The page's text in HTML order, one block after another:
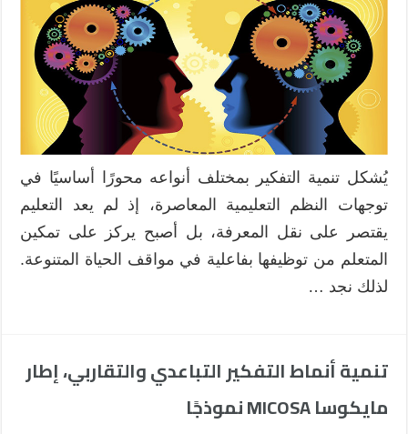
في
السياق
وفق
منهاج
مغلقة
يُشكل تنمية التفكير بمختلف أنواعه محورًا أساسيًا في
توجهات النظم التعليمية المعاصرة، إذ لم يعد التعليم
يقتصر على نقل المعرفة، بل أصبح يركز على تمكين
المتعلم من توظيفها بفاعلية في مواقف الحياة المتنوعة.
لذلك نجد …
تنمية أنماط التفكير التباعدي والتقاربي، إطار
مايكوسا MICOSA نموذجًا